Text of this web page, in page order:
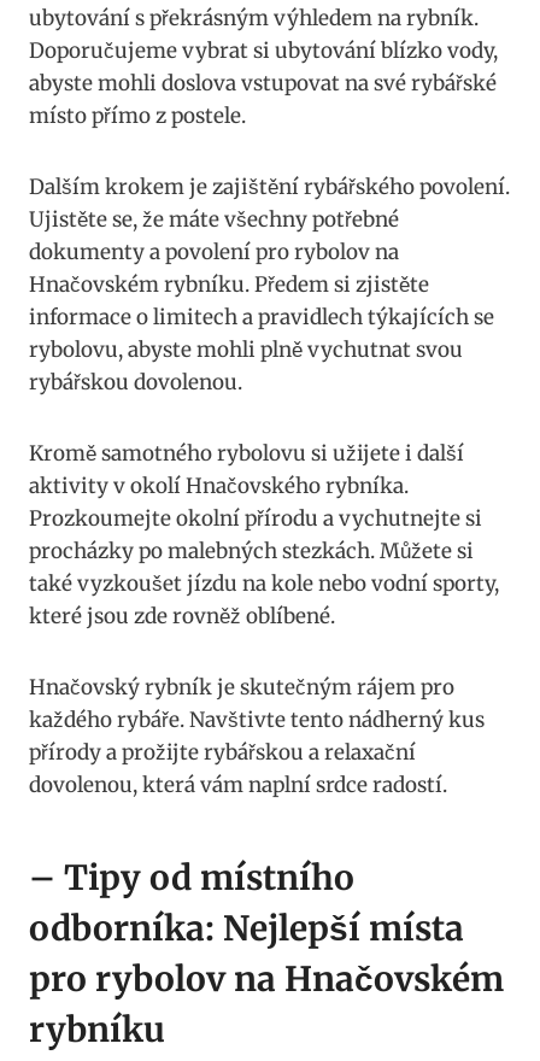
ubytování s překrásným výhledem na rybník.
Doporučujeme vybrat si ubytování blízko vody,
abyste mohli doslova vstupovat na své rybářské
místo přímo z postele.
Dalším krokem je zajištění rybářského povolení.
Ujistěte se, že máte všechny potřebné
dokumenty a povolení pro rybolov na
Hnačovském rybníku. Předem si zjistěte
informace o limitech a pravidlech týkajících se
rybolovu, abyste mohli plně vychutnat svou
rybářskou dovolenou.
Kromě samotného rybolovu si užijete i další
aktivity v okolí Hnačovského rybníka.
Prozkoumejte okolní přírodu a vychutnejte si
procházky po malebných stezkách. Můžete si
také vyzkoušet jízdu na kole nebo vodní sporty,
které jsou zde rovněž oblíbené.
Hnačovský rybník je skutečným rájem pro
každého rybáře. Navštivte tento nádherný kus
přírody a prožijte rybářskou a relaxační
dovolenou, která vám naplní srdce radostí.
– Tipy od místního
odborníka: Nejlepší místa
pro rybolov na Hnačovském
rybníku